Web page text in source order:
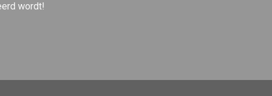
wordt!